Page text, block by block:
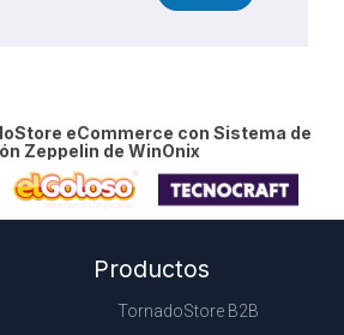
eCommerce con Sistema de
Zeppelin de WinOnix
Productos
TornadoStore B2B